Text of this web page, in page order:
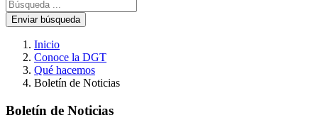
Enviar búsqueda
Inicio
Conoce la DGT
Qué hacemos
Boletín de Noticias
Boletín de Noticias